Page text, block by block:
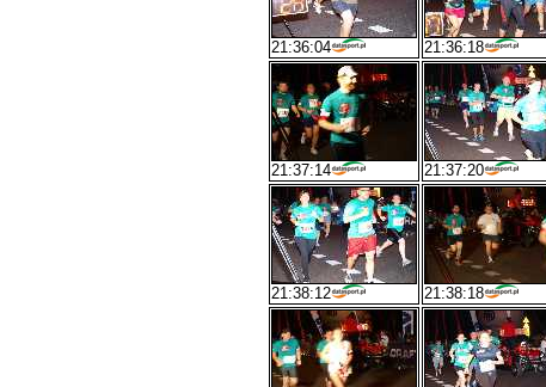
21:36:04 21:36:18
21:37:14 21:37:20
21:38:12 21:38:18